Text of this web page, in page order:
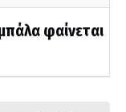
φαίνεται